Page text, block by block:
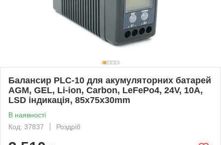
Балансир PLC-10 для акумуляторних батарей
AGM, GEL, Li-ion, Carbon, LeFePo4, 24V, 10A,
LSD індикація, 85x75x30mm
В наявності
Код: 37837
Роздріб